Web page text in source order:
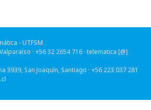
- UTFSM
· +56 32 2654 716 · telematica [@]
3939, San Joaquín, Santiago · +56 223 037 281